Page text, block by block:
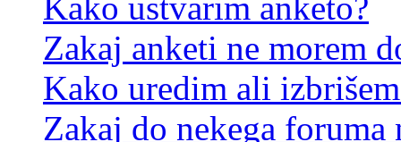
Kako ustvarim anketo?
Zakaj anketi ne morem
Kako uredim ali
Zakaj do nekega foruma